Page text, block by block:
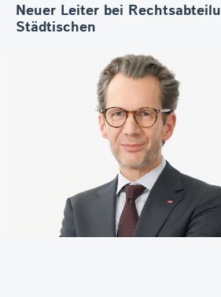
Neuer Leiter bei
Städtischen